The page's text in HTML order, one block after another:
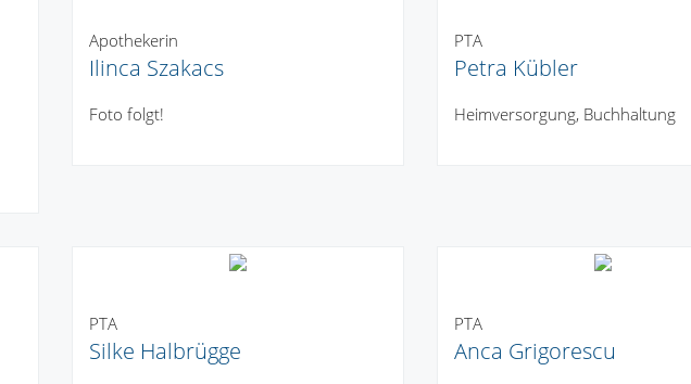
Apothekerin
Ilinca Szakacs
Foto folgt!
PTA
Petra Kübler
Heimversorgung, Buchhaltung
PTA
Silke Halbrügge
PTA
Anca Grigorescu